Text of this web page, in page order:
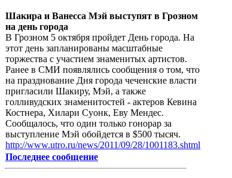
Шакира и Ванесса Мэй выступят в Грозном
на день города
В Грозном 5 октября пройдет День города. На
этот день запланированы масштабные
торжества с участием знаменитых артистов.
Ранее в СМИ появлялись сообщения о том, что
на празднование Дня города чеченские власти
пригласили Шакиру, Мэй, а также
голливудских знаменитостей - актеров Кевина
Костнера, Хилари Суонк, Еву Мендес.
Сообщалось, что один только гонорар за
выступление Мэй обойдется в $500 тысяч.
http://www.utro.ru/news/2011/09/28/1001183.shtml
Последнее сообщение